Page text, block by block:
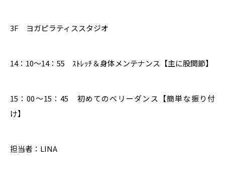
3F ヨガピラティススタジオ
14：10～14：55 ｽﾄﾚｯﾁ＆身体メンテナンス【主に股関節】
15：00～15：45 初めてのベリーダンス【簡単な振り付
け】
担当者：LINA